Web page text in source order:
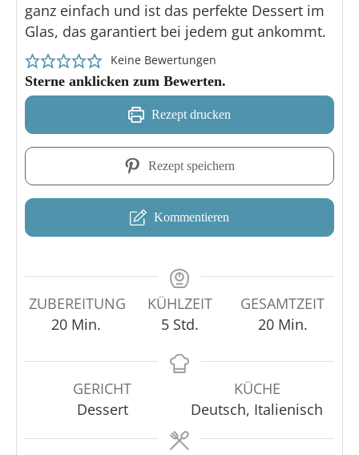
ganz einfach und ist das perfekte Dessert im
Glas, das garantiert bei jedem gut ankommt.
Keine Bewertungen
Sterne anklicken zum Bewerten.
Rezept drucken
Rezept speichern
Kommentieren
ZUBEREITUNG
20 Min.
KÜHLZEIT
5 Std.
GESAMTZEIT
20 Min.
GERICHT
Dessert
KÜCHE
Deutsch, Italienisch